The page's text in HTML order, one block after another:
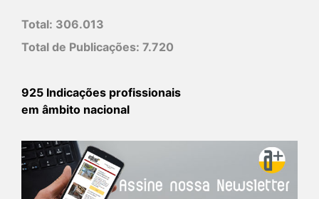
Total: 306.013
Total de Publicações: 7.720
925 Indicações profissionais
em âmbito nacional